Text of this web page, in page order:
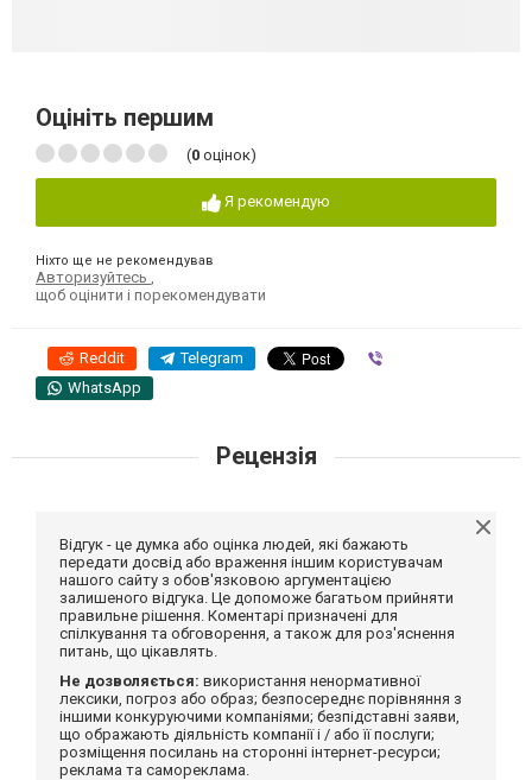
Оцініть першим
(0 оцінок)
Я рекомендую
Ніхто ще не рекомендував
Авторизуйтесь
щоб оцінити і порекомендувати
Reddit Telegram
WhatsApp
Рецензія
Відгук - це думка або оцінка людей, які бажають
передати досвід або враження іншим користувачам
нашого сайту з обов'язковою аргументацією
залишеного відгука. Це допоможе багатьом прийняти
правильне рішення. Коментарі призначені для
спілкування та обговорення, а також для роз'яснення
питань, що цікавлять.
Не дозволяється: використання ненормативної
лексики, погроз або образ; безпосереднє порівняння з
іншими конкуруючими компаніями; безпідставні заяви,
що ображають діяльність компанії і / або її послуги;
розміщення посилань на сторонні інтернет-ресурси;
реклама та самореклама.